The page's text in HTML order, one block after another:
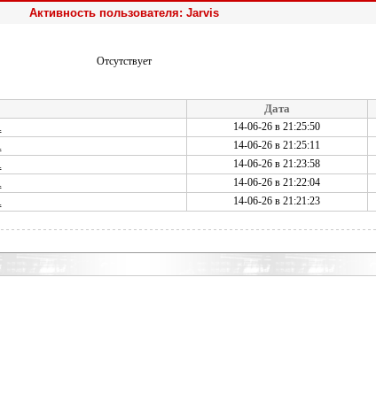
Активность пользователя: Jarvis
Отсутствует
Дата
14-06-26 в 21:25:50
14-06-26 в 21:25:11
14-06-26 в 21:23:58
14-06-26 в 21:22:04
14-06-26 в 21:21:23